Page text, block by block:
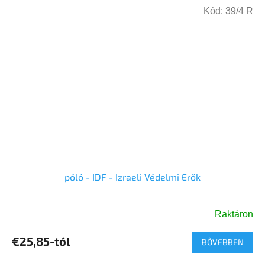
póló - IDF - Izraeli Védelmi Erők
átlagos
Raktáron
€25,85-tól BŐVEBBEN
Kód: 39/4 R